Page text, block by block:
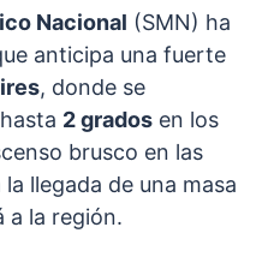
Nacional (SMN) ha
anticipa una fuerte
, donde se
2 grados en los
brusco en las
llegada de una masa
a la región.